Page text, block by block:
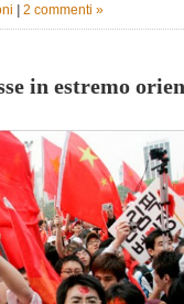
2 commenti »
in estremo